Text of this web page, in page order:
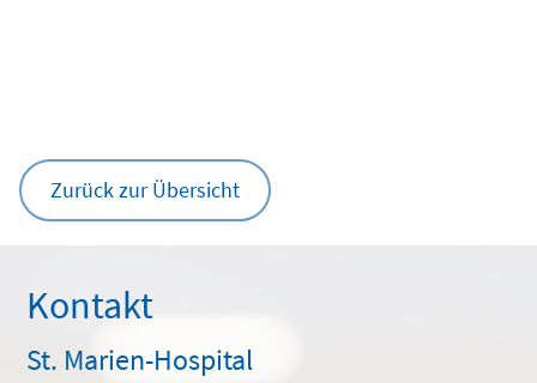
Zurück zur Übersicht
Kontakt
St. Marien-Hospital